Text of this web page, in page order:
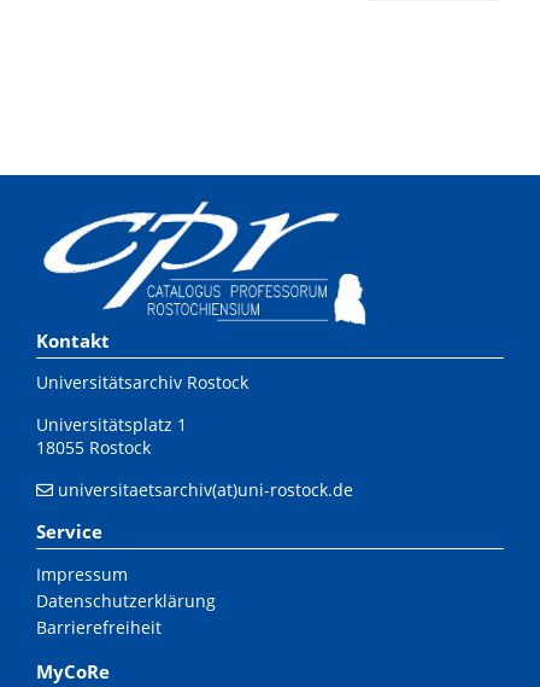
Kontakt
Universitätsarchiv Rostock
Universitätsplatz 1
18055 Rostock
universitaetsarchiv(at)uni-rostock.de
Service
Impressum
Datenschutzerklärung
Barrierefreiheit
MyCoRe